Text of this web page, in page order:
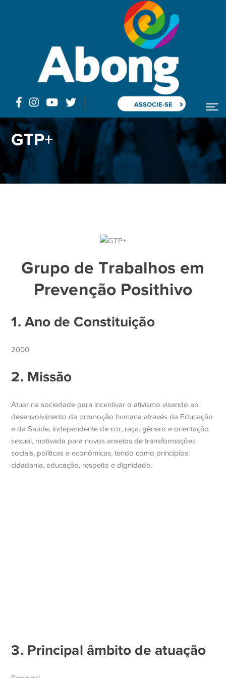
ASSOCIE-SE
GTP+
Grupo de Trabalhos em
Prevenção Posithivo
1. Ano de Constituição
2000
2. Missão
Atuar na sociedade para incentivar o ativismo visando ao
desenvolvimento da promoção humana através da Educação
e da Saúde, independente de cor, raça, gênero e orientação
sexual, motivada para novos anseios de transformações
sociais, políticas e econômicas, tendo como princípios:
cidadania, educação, respeito e dignidade.
Hur Zimpler
3. Principal âmbito de atuação